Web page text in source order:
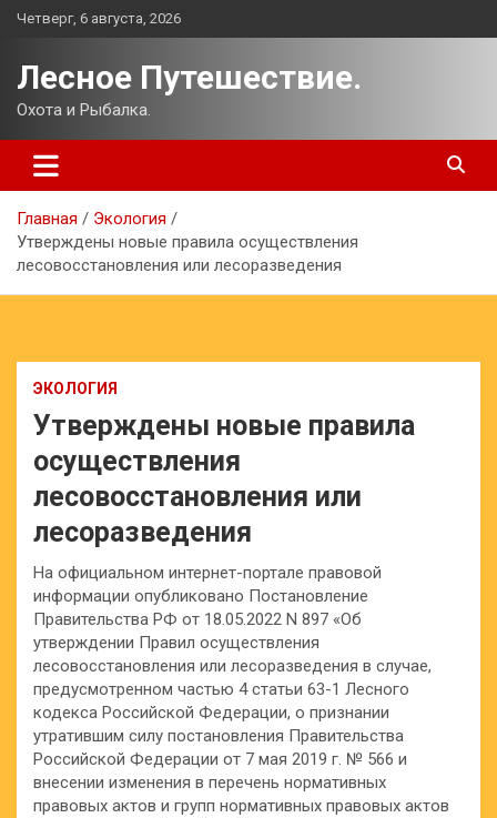
Перейти
Четверг, 6 августа, 2026
Лесное Путешествие.
Охота и Рыбалка.
Главная
Экология
Утверждены новые правила осуществления
лесовосстановления или лесоразведения
ЭКОЛОГИЯ
Утверждены новые правила
осуществления
лесовосстановления или
лесоразведения
На официальном интернет-портале правовой
информации опубликовано Постановление
Правительства РФ от 18.05.2022 N 897 «Об
утверждении Правил осуществления
лесовосстановления или лесоразведения в случае,
предусмотренном частью 4 статьи 63-1 Лесного
кодекса Российской Федерации, о признании
утратившим силу постановления Правительства
Российской Федерации от 7 мая 2019 г. № 566 и
внесении изменения в перечень нормативных
правовых актов и групп нормативных правовых актов